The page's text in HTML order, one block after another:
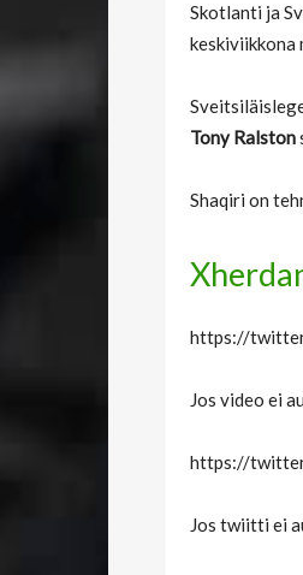
Skotlanti ja
keskiviikkona
Tony Ralston
Shaqiri on
https://
Jos video ei
https://
Jos twiitti ei